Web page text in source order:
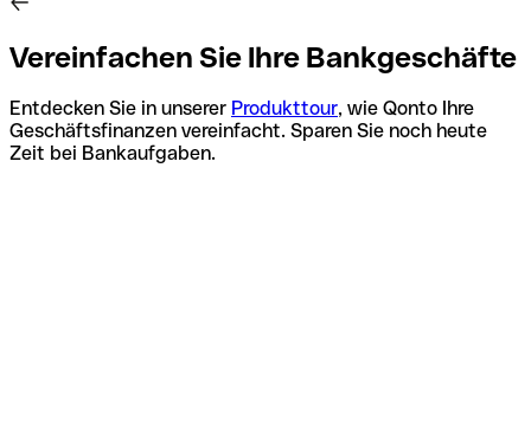
Vereinfachen Sie Ihre Bankgeschäfte
Entdecken Sie in unserer Produkttour, wie Qonto Ihre
Geschäftsfinanzen vereinfacht. Sparen Sie noch heute
Zeit bei Bankaufgaben.